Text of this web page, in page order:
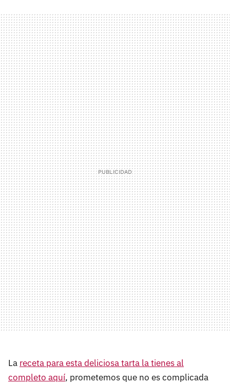
La receta para esta deliciosa tarta la tienes al
completo aquí, prometemos que no es complicada